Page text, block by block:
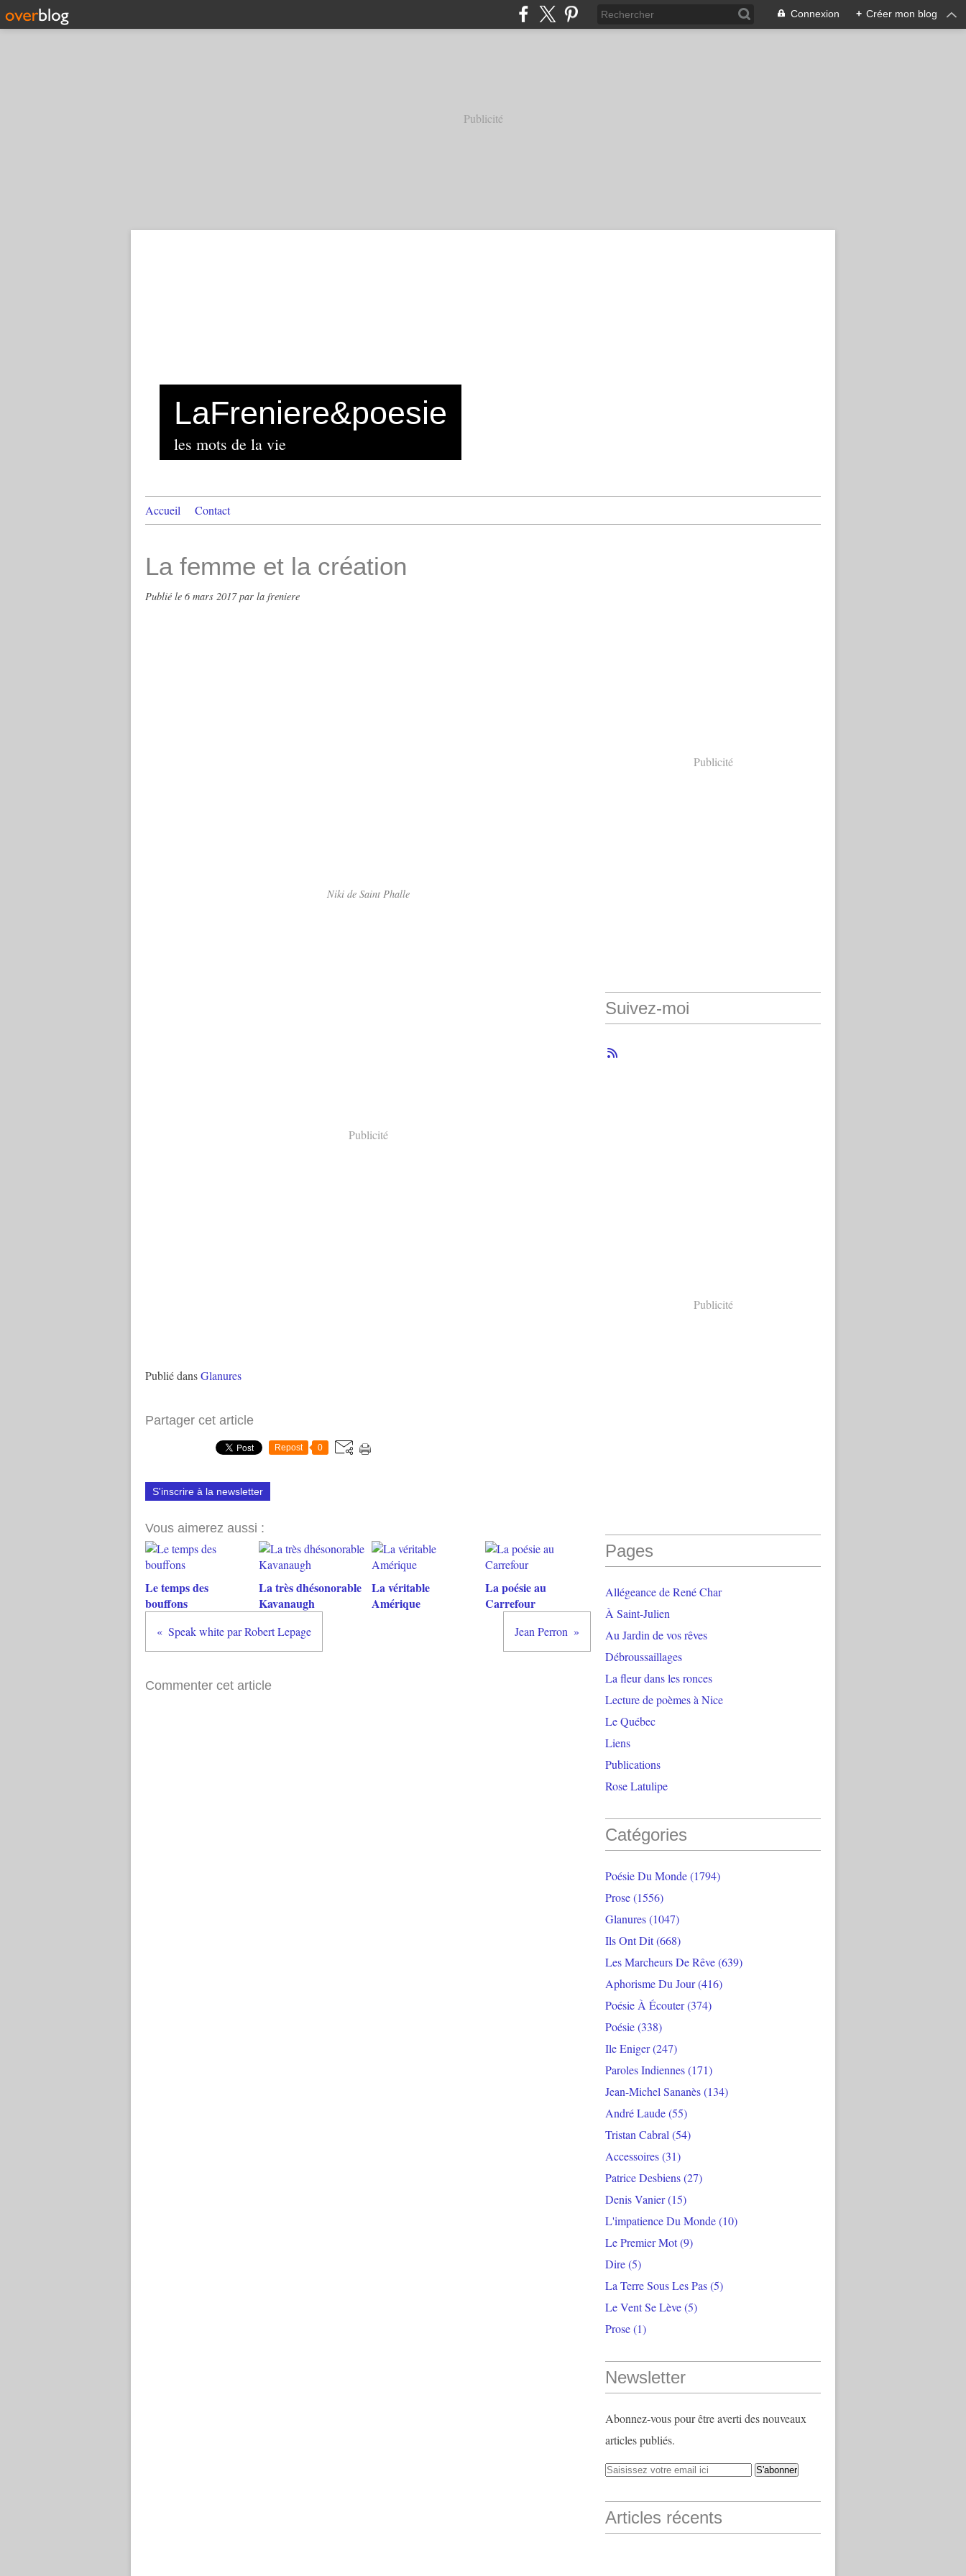
Connexion + Créer mon blog
Publicité
LaFreniere&poesie
les mots de la vie
Accueil Contact
La femme et la création
Publié le 6 mars 2017par la freniere
Niki de Saint Phalle
Publicité
Publié dansGlanures
Partager cet article
Repost 0
S'inscrire à la newsletter
Vous aimerez aussi :
Le temps des
bouffons
La très dhésonorable
Kavanaugh
La véritable
Amérique
La poésie au
Carrefour
Speak white par Robert Lepage Jean Perron
Commenter cet article
Publicité
Suivez-moi
Publicité
Pages
Allégeance de René Char
À Saint-Julien
Au Jardin de vos rêves
Débroussaillages
La fleur dans les ronces
Lecture de poèmes à Nice
Le Québec
Liens
Publications
Rose Latulipe
Catégories
Poésie Du Monde(1794)
Prose(1556)
Glanures(1047)
Ils Ont Dit(668)
Les Marcheurs De Rêve(639)
Aphorisme Du Jour(416)
Poésie À Écouter(374)
Poésie(338)
Ile Eniger(247)
Paroles Indiennes(171)
Jean-Michel Sananès(134)
André Laude(55)
Tristan Cabral (54)
Accessoires(31)
Patrice Desbiens(27)
Denis Vanier(15)
L'impatience Du Monde(10)
Le Premier Mot(9)
Dire(5)
La Terre Sous Les Pas(5)
Le Vent Se Lève(5)
Prose(1)
Newsletter
Abonnez-vous pour être averti des nouveaux
articles publiés.
Articles récents